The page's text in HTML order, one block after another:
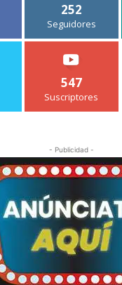
252
Seguidores
547
Suscriptores
- Publicidad -